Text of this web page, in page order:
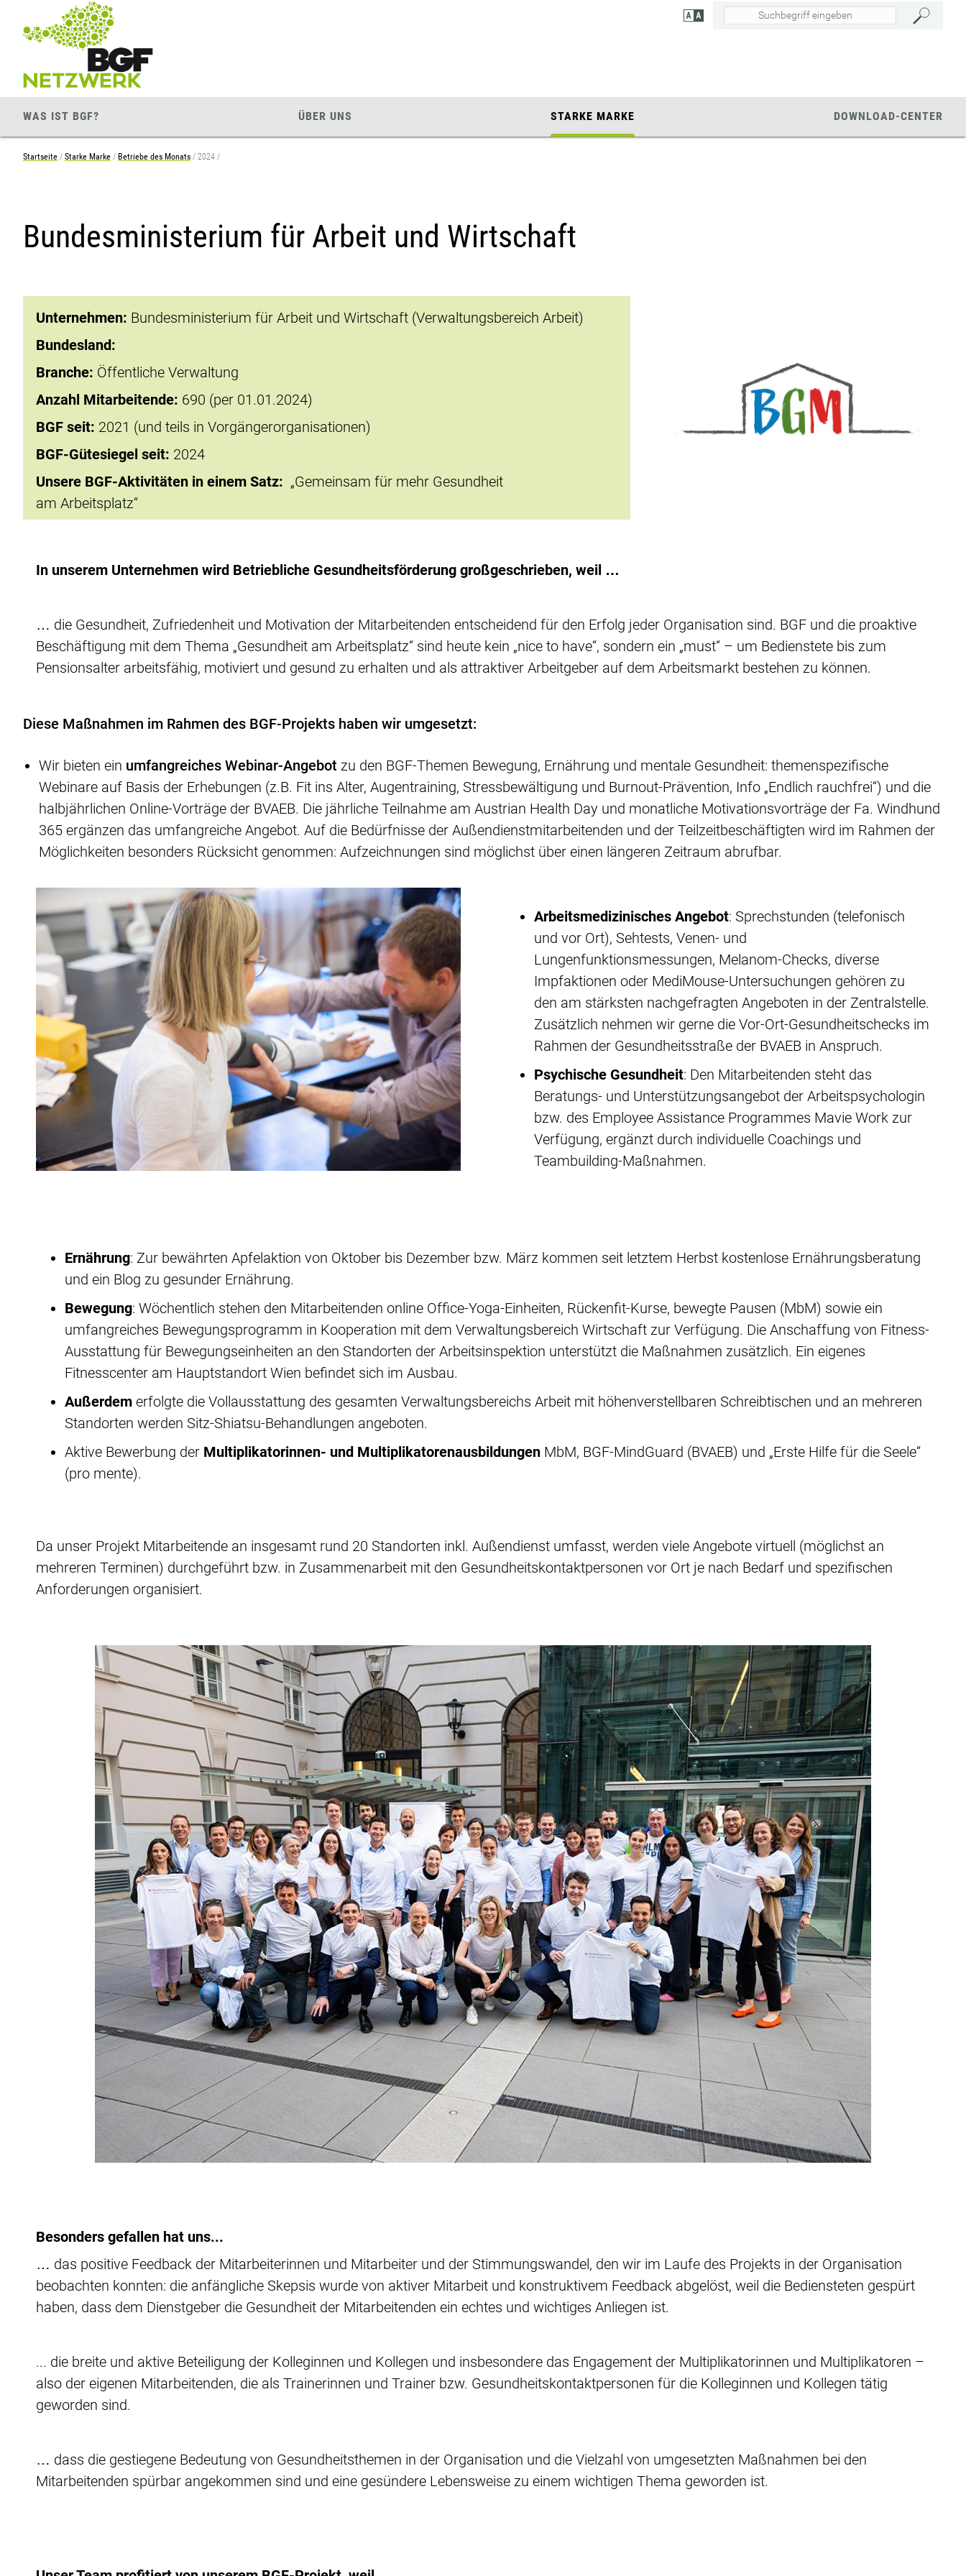
springen
springen
WAS IST BGF? ÜBER UNS STARKE MARKE DOWNLOAD-CENTER
Startseite Starke Marke Betriebe des Monats 2024
Bundesministerium für Arbeit und Wirtschaft
Unternehmen: Bundesministerium für Arbeit und Wirtschaft (Verwaltungsbereich Arbeit)
Bundesland:
Branche: Öffentliche Verwaltung
Anzahl Mitarbeitende: 690 (per 01.01.2024)
BGF seit: 2021 (und teils in Vorgängerorganisationen)
BGF-Gütesiegel seit: 2024
Unsere BGF-Aktivitäten in einem Satz: „Gemeinsam für mehr Gesundheit
am Arbeitsplatz“
In unserem Unternehmen wird Betriebliche Gesundheitsförderung großgeschrieben, weil …
… die Gesundheit, Zufriedenheit und Motivation der Mitarbeitenden entscheidend für den Erfolg jeder Organisation sind. BGF und die proaktive
Beschäftigung mit dem Thema „Gesundheit am Arbeitsplatz“ sind heute kein „nice to have“, sondern ein „must“ – um Bedienstete bis zum
Pensionsalter arbeitsfähig, motiviert und gesund zu erhalten und als attraktiver Arbeitgeber auf dem Arbeitsmarkt bestehen zu können.
Diese Maßnahmen im Rahmen des BGF-Projekts haben wir umgesetzt:
Wir bieten ein umfangreiches Webinar-Angebot zu den BGF-Themen Bewegung, Ernährung und mentale Gesundheit: themenspezifische
Webinare auf Basis der Erhebungen (z.B. Fit ins Alter, Augentraining, Stressbewältigung und Burnout-Prävention, Info „Endlich rauchfrei“) und die
halbjährlichen Online-Vorträge der BVAEB. Die jährliche Teilnahme am Austrian Health Day und monatliche Motivationsvorträge der Fa. Windhund
365 ergänzen das umfangreiche Angebot. Auf die Bedürfnisse der Außendienstmitarbeitenden und der Teilzeitbeschäftigten wird im Rahmen der
Möglichkeiten besonders Rücksicht genommen: Aufzeichnungen sind möglichst über einen längeren Zeitraum abrufbar.
Arbeitsmedizinisches Angebot: Sprechstunden (telefonisch
und vor Ort), Sehtests, Venen- und
Lungenfunktionsmessungen, Melanom-Checks, diverse
Impfaktionen oder MediMouse-Untersuchungen gehören zu
den am stärksten nachgefragten Angeboten in der Zentralstelle.
Zusätzlich nehmen wir gerne die Vor-Ort-Gesundheitschecks im
Rahmen der Gesundheitsstraße der BVAEB in Anspruch.
Psychische Gesundheit: Den Mitarbeitenden steht das
Beratungs- und Unterstützungsangebot der Arbeitspsychologin
bzw. des Employee Assistance Programmes Mavie Work zur
Verfügung, ergänzt durch individuelle Coachings und
Teambuilding-Maßnahmen.
Ernährung: Zur bewährten Apfelaktion von Oktober bis Dezember bzw. März kommen seit letztem Herbst kostenlose Ernährungsberatung
und ein Blog zu gesunder Ernährung.
Bewegung: Wöchentlich stehen den Mitarbeitenden online Office-Yoga-Einheiten, Rückenfit-Kurse, bewegte Pausen (MbM) sowie ein
umfangreiches Bewegungsprogramm in Kooperation mit dem Verwaltungsbereich Wirtschaft zur Verfügung. Die Anschaffung von Fitness-
Ausstattung für Bewegungseinheiten an den Standorten der Arbeitsinspektion unterstützt die Maßnahmen zusätzlich. Ein eigenes
Fitnesscenter am Hauptstandort Wien befindet sich im Ausbau.
Außerdem erfolgte die Vollausstattung des gesamten Verwaltungsbereichs Arbeit mit höhenverstellbaren Schreibtischen und an mehreren
Standorten werden Sitz-Shiatsu-Behandlungen angeboten.
Aktive Bewerbung der Multiplikatorinnen- und Multiplikatorenausbildungen MbM, BGF-MindGuard (BVAEB) und „Erste Hilfe für die Seele“
(pro mente).
Da unser Projekt Mitarbeitende an insgesamt rund 20 Standorten inkl. Außendienst umfasst, werden viele Angebote virtuell (möglichst an
mehreren Terminen) durchgeführt bzw. in Zusammenarbeit mit den Gesundheitskontaktpersonen vor Ort je nach Bedarf und spezifischen
Anforderungen organisiert.
Besonders gefallen hat uns...
… das positive Feedback der Mitarbeiterinnen und Mitarbeiter und der Stimmungswandel, den wir im Laufe des Projekts in der Organisation
beobachten konnten: die anfängliche Skepsis wurde von aktiver Mitarbeit und konstruktivem Feedback abgelöst, weil die Bediensteten gespürt
haben, dass dem Dienstgeber die Gesundheit der Mitarbeitenden ein echtes und wichtiges Anliegen ist.
... die breite und aktive Beteiligung der Kolleginnen und Kollegen und insbesondere das Engagement der Multiplikatorinnen und Multiplikatoren –
also der eigenen Mitarbeitenden, die als Trainerinnen und Trainer bzw. Gesundheitskontaktpersonen für die Kolleginnen und Kollegen tätig
geworden sind.
… dass die gestiegene Bedeutung von Gesundheitsthemen in der Organisation und die Vielzahl von umgesetzten Maßnahmen bei den
Mitarbeitenden spürbar angekommen sind und eine gesündere Lebensweise zu einem wichtigen Thema geworden ist.